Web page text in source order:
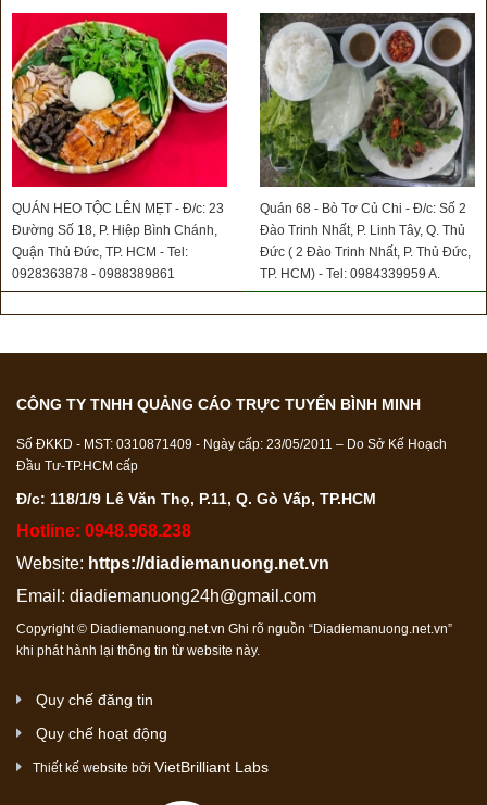
QUÁN HEO TỘC LÊN MẸT - Đ/c: 23
Đường Số 18, P. Hiệp Bình Chánh,
Quận Thủ Đức, TP. HCM - Tel:
0928363878 - 0988389861
Quán 68 - Bò Tơ Củ Chi - Đ/c: Số 2
Đào Trinh Nhất, P. Linh Tây, Q. Thủ
Đức ( 2 Đào Trinh Nhất, P. Thủ Đức,
TP. HCM) - Tel: 0984339959 A.
Trọng - 0973613831 A. Sơn
CÔNG TY TNHH QUẢNG CÁO TRỰC TUYẾN BÌNH MINH
Số ĐKKD - MST: 0310871409 - Ngày cấp: 23/05/2011 – Do Sở Kế Hoạch
Đầu Tư-TP.HCM cấp
Đ/c: 118/1/9 Lê Văn Thọ, P.11, Q. Gò Vấp, TP.HCM
Hotline: 0948.968.238
Website: https://diadiemanuong.net.vn
Email: diadiemanuong24h@gmail.com
Copyright © Diadiemanuong.net.vn Ghi rõ nguồn “Diadiemanuong.net.vn”
khi phát hành lại thông tin từ website này.
Quy chế đăng tin
Quy chế hoạt động
Thiết kế website bởi VietBrilliant Labs